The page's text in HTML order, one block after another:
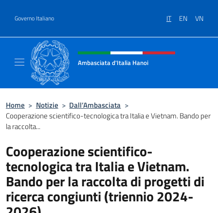
Governo Italiano IT EN VN
Intestazione sito, social e menù
Ambasciata d'Italia Hanoi
Home > Notizie > Dall’Ambasciata >
Cooperazione scientifico-tecnologica tra Italia e Vietnam. Bando per
la raccolta...
Cooperazione scientifico-
tecnologica tra Italia e Vietnam.
Bando per la raccolta di progetti di
ricerca congiunti (triennio 2024-